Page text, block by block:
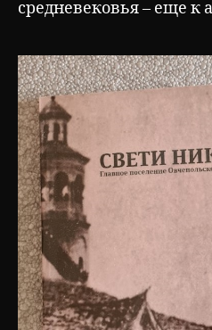
средневековья – еще к